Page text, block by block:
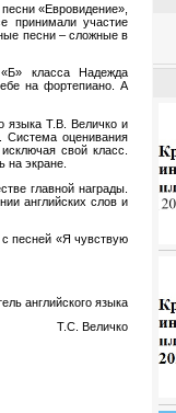
«Евровидение»,
принимали участие
песни – сложные в
класса Надежда
на фортепиано. А
языка Т.В. Величко и
Система оценивания
свой класс.
на экране.
главной награды.
английских слов и
с песней «Я чувствую
английского языка
Т.С. Величко